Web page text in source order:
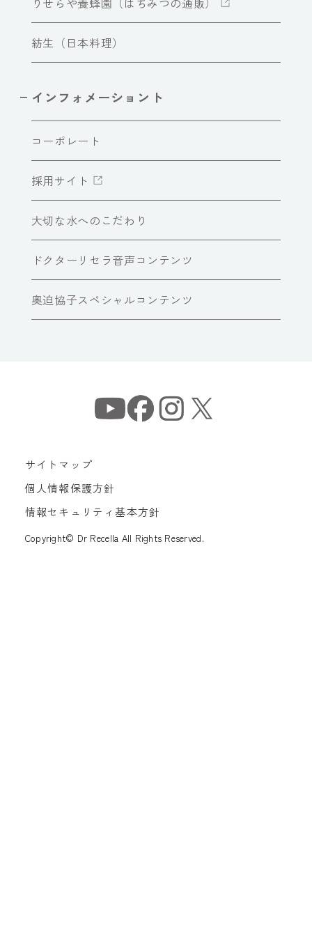
紡生（日本料理）
インフォメーショント
コーポレート
採用サイト
大切な水へのこだわり
ドクターリセラ音声コンテンツ
奥迫協子スペシャルコンテンツ
サイトマップ
個人情報保護方針
情報セキュリティ基本方針
Copyright© Dr Recella All Rights Reserved.